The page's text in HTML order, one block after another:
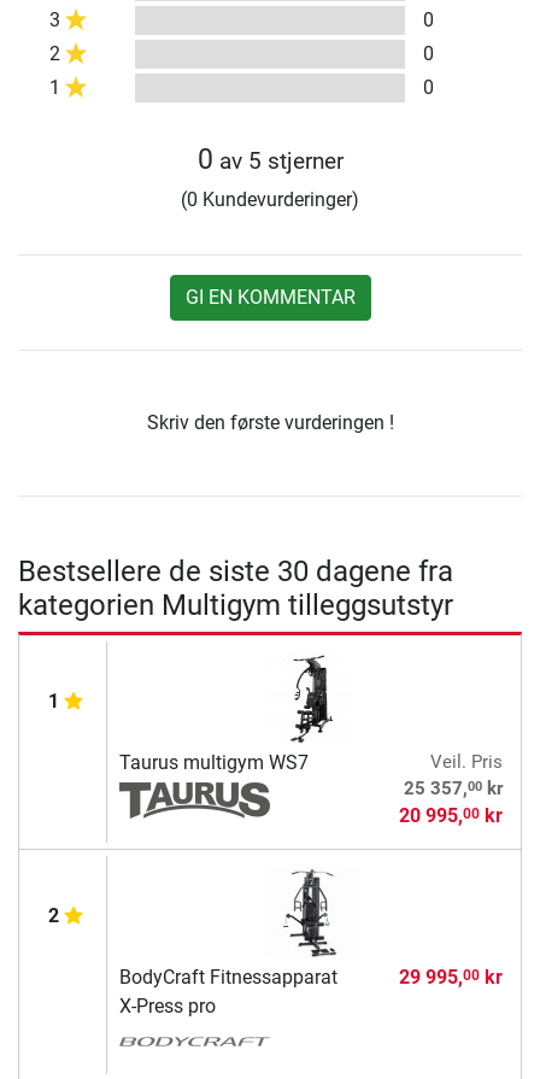
3
0
2
0
1
0
0 av 5 stjerner
(0 Kundevurderinger)
GI EN KOMMENTAR
Skriv den første vurderingen !
Bestsellere de siste 30 dagene fra
kategorien Multigym tilleggsutstyr
1
Taurus multigym WS7
Veil. Pris
25 357,00kr
20 995,00kr
2
BodyCraft Fitnessapparat
X-Press pro
29 995,00kr